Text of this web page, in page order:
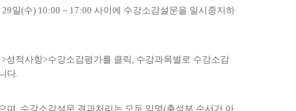
29일(수) 10:00 ~ 17:00 사이에 수강소감설문을 일시중지하
>성적사항>수강소감평가를 클릭 수강과목별로 수강소감
다.
며 수강소감설문 결과처리는 모두 익명(출석부 순서가 아